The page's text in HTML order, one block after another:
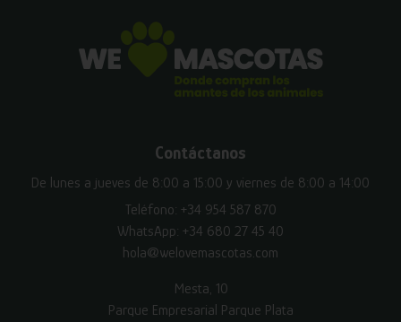
Contáctanos
De lunes a jueves de 8:00 a 15:00 y viernes de 8:00 a 14:00
Teléfono: +34 954 587 870
WhatsApp: +34 680 27 45 40
hola@welovemascotas.com
Mesta, 10
Parque Empresarial Parque Plata